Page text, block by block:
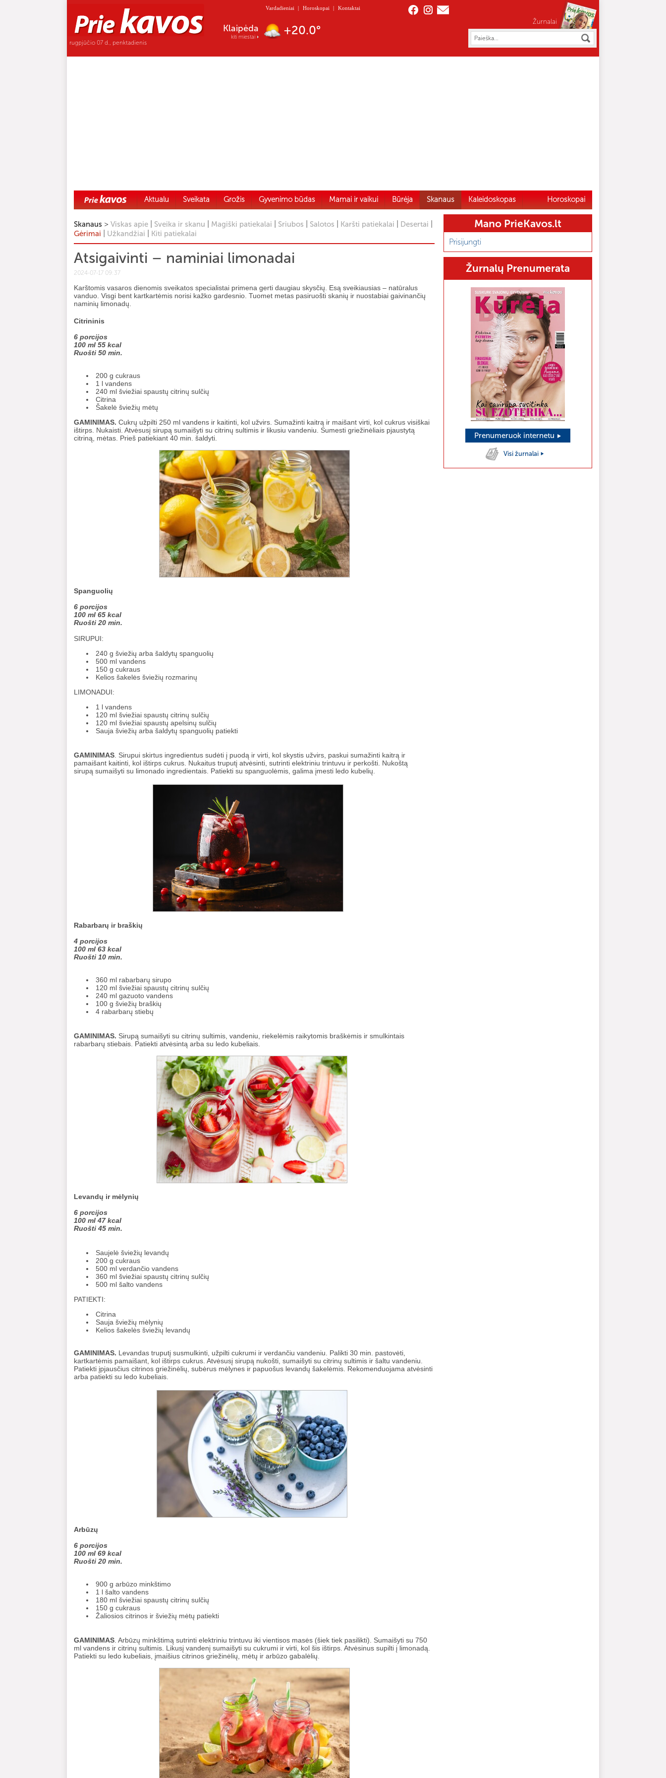
rugpjūčio 07 d., penktadienis
Vardadieniai | Horoskopai | Kontaktai
Nida
kiti miestai +20.3°
Žurnalai
Aktualu Sveikata Grožis Gyvenimo būdas Mamai ir vaikui Būrėja Skanaus Kaleidoskopas Horoskopai
Skanaus > Viskas apie Sveika ir skanu Magiški patiekalai Sriubos Salotos Karšti patiekalai Desertai
Gėrimai Užkandžiai Kiti patiekalai
Atsigaivinti – naminiai limonadai
2024-07-17 09:37
Karštomis vasaros dienomis sveikatos specialistai primena gerti daugiau skysčių. Esą sveikiausias – natūralus
vanduo. Visgi bent kartkartėmis norisi kažko gardesnio. Tuomet metas pasiruošti skanių ir nuostabiai gaivinančių
naminių limonadų.
Citrininis
6 porcijos
100 ml 55 kcal
Ruošti 50 min.
200 g cukraus
1 l vandens
240 ml šviežiai spaustų citrinų sulčių
Citrina
Šakelė šviežių mėtų
GAMINIMAS. Cukrų užpilti 250 ml vandens ir kaitinti, kol užvirs. Sumažinti kaitrą ir maišant virti, kol cukrus visiškai
ištirps. Nukaisti. Atvėsusį sirupą sumaišyti su citrinų sultimis ir likusiu vandeniu. Sumesti griežinėliais pjaustytą
citriną, mėtas. Prieš patiekiant 40 min. šaldyti.
Spanguolių
6 porcijos
100 ml 65 kcal
Ruošti 20 min.
SIRUPUI:
240 g šviežių arba šaldytų spanguolių
500 ml vandens
150 g cukraus
Kelios šakelės šviežių rozmarinų
LIMONADUI:
1 l vandens
120 ml šviežiai spaustų citrinų sulčių
120 ml šviežiai spaustų apelsinų sulčių
Sauja šviežių arba šaldytų spanguolių patiekti
GAMINIMAS . Sirupui skirtus ingredientus sudėti į puodą ir virti, kol skystis užvirs, paskui sumažinti kaitrą ir
pamaišant kaitinti, kol ištirps cukrus. Nukaitus truputį atvėsinti, sutrinti elektriniu trintuvu ir perkošti. Nukoštą
sirupą sumaišyti su limonado ingredientais. Patiekti su spanguolėmis, galima įmesti ledo kubelių.
Rabarbarų ir braškių
4 porcijos
100 ml 63 kcal
Ruošti 10 min.
360 ml rabarbarų sirupo
120 ml šviežiai spaustų citrinų sulčių
240 ml gazuoto vandens
100 g šviežių braškių
4 rabarbarų stiebų
GAMINIMAS. Sirupą sumaišyti su citrinų sultimis, vandeniu, riekelėmis raikytomis braškėmis ir smulkintais
rabarbarų stiebais. Patiekti atvėsintą arba su ledo kubeliais.
Levandų ir mėlynių
6 porcijos
100 ml 47 kcal
Ruošti 45 min.
Saujelė šviežių levandų
200 g cukraus
500 ml verdančio vandens
360 ml šviežiai spaustų citrinų sulčių
500 ml šalto vandens
PATIEKTI:
Citrina
Sauja šviežių mėlynių
Kelios šakelės šviežių levandų
GAMINIMAS. Levandas truputį susmulkinti, užpilti cukrumi ir verdančiu vandeniu. Palikti 30 min. pastovėti,
kartkartėmis pamaišant, kol ištirps cukrus. Atvėsusį sirupą nukošti, sumaišyti su citrinų sultimis ir šaltu vandeniu.
Patiekti įpjausčius citrinos griežinėlių, subėrus mėlynes ir papuošus levandų šakelėmis. Rekomenduojama atvėsinti
arba patiekti su ledo kubeliais.
Arbūzų
6 porcijos
100 ml 69 kcal
Ruošti 20 min.
900 g arbūzo minkštimo
1 l šalto vandens
180 ml šviežiai spaustų citrinų sulčių
150 g cukraus
Žaliosios citrinos ir šviežių mėtų patiekti
GAMINIMAS . Arbūzų minkštimą sutrinti elektriniu trintuvu iki vientisos masės (šiek tiek pasilikti). Sumaišyti su 750
ml vandens ir citrinų sultimis. Likusį vandenį sumaišyti su cukrumi ir virti, kol šis ištirps. Atvėsinus supilti į limonadą.
Patiekti su ledo kubeliais, įmaišius citrinos griežinėlių, mėtų ir arbūzo gabalėlių.
Mano PrieKavos.lt
Prisijungti
Žurnalų Prenumerata
Prenumeruok internetu
Visi žurnalai